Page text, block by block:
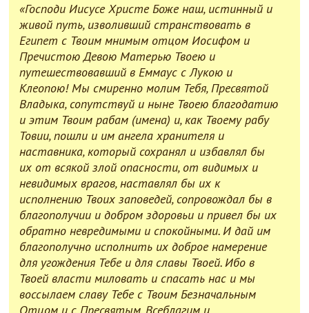
«Господи Иисусе Христе Боже наш, истинный и
живой путь, изволивший странствовать в
Египет с Твоим мнимым отцом Иосифом и
Пречистою Девою Матерью Твоею и
путешествовавший в Еммаус с Лукою и
Клеопою! Мы смиренно молим Тебя, Пресвятой
Владыка, сопутствуй и ныне Твоею благодатию
и этим Твоим рабам (имена) и, как Твоему рабу
Товии, пошли и им ангела хранителя и
наставника, который сохранял и избавлял бы
их от всякой злой опасности, от видимых и
невидимых врагов, наставлял бы их к
исполнению Твоих заповедей, сопровождал бы в
благополучии и добром здоровьи и привел бы их
обратно невредимыми и спокойными. И дай им
благополучно исполнить их доброе намерение
для угождения Тебе и для славы Твоей. Ибо в
Твоей власти миловать и спасать нас и мы
воссылаем славу Тебе с Твоим Безначальным